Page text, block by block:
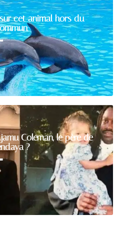
cet animal hors du
Coleman, le père de
?